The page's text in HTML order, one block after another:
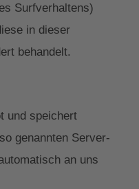
Surfverhaltens)
in dieser
behandelt.
und speichert
genannten Server-
an uns